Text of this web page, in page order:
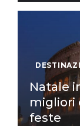
Natale
migliori
feste